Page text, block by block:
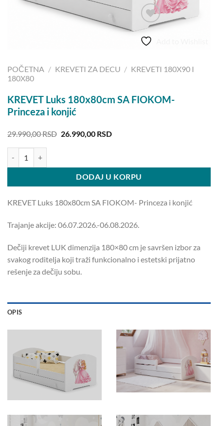
POČETNA / KREVETI ZA DECU / KREVETI 180X90 I
180X80
KREVET Luks 180x80cm SA FIOKOM-
Princeza i konjić
29.990,00RSD Originalna
26.990,00 RSDTrenutna
DODAJ U KORPU
KREVET Luks 180x80cm SA FIOKOM- Princeza i konjić
Trajanje akcije: 06.07.2026.-06.08.2026.
Dečiji krevet LUK dimenzija 180×80 cm je savršen izbor za
svakog roditelja koji traži funkcionalno i estetski prijatno
rešenje za dečiju sobu.
OPIS